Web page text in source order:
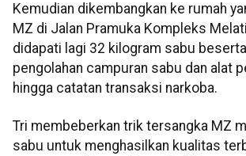
Kemudian dikembangkan ke rumah
MZ di Jalan Pramuka Kompleks
didapati lagi 32 kilogram sabu
pengolahan campuran sabu dan alat
hingga catatan transaksi narkoba.
Tri membeberkan trik tersangka MZ
sabu untuk menghasilkan kualitas